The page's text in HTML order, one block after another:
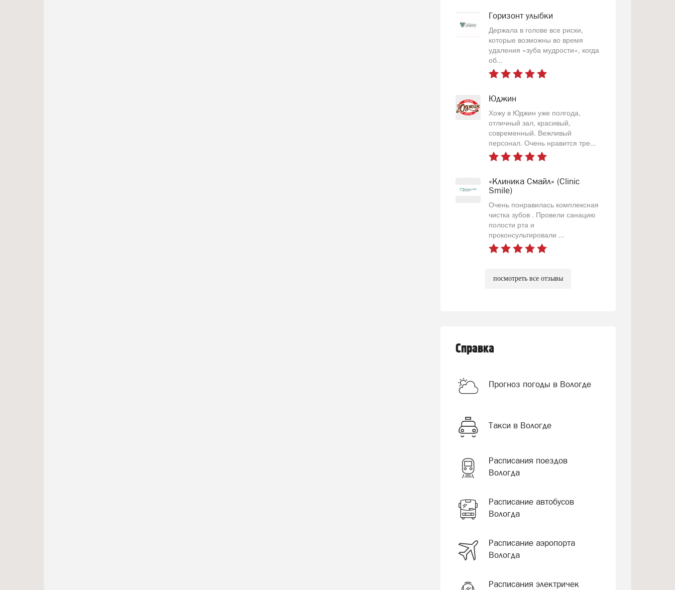
Горизонт улыбки
Держала в голове все риски,
которые возможны во время
удаления «зуба мудрости», когда
об...
Юджин
Хожу в Юджин уже полгода,
отличный зал, красивый,
современный. Вежливый
персонал. Очень нравится тре...
«Клиника Смайл» (Clinic
Smile)
Очень понравилась комплексная
чистка зубов . Провели санацию
полости рта и
проконсультировали ...
посмотреть все отзывы
Справка
Прогноз погоды в Вологде
Такси в Вологде
Расписания поездов
Вологда
Расписание автобусов
Вологда
Расписание аэропорта
Вологда
Расписания электричек